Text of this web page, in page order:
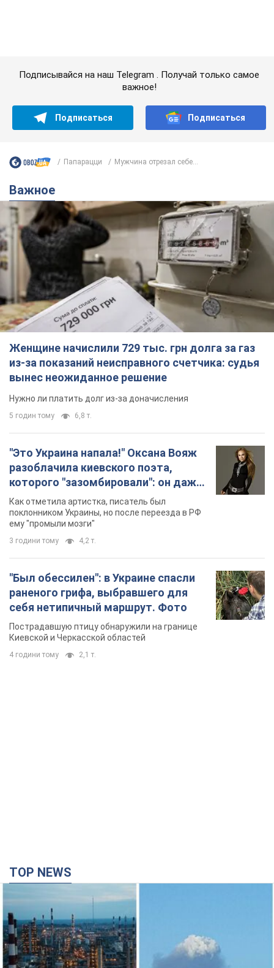
Женщине начислили 729 тыс. грн долга за газ
из-за показаний неисправного счетчика: судья
вынес неожиданное решение
Нужно ли платить долг из-за доначисления
5 годин тому
"Это Украина напала!" Оксана Вояж
разоблачила киевского поэта,
которого "зазомбировали": он даже
геноцида украинцев
Как отметила артистка, писатель был
поклонником Украины, но после переезда в РФ
ему "промыли мозги"
3 години тому 4,2 т.
"Был обессилен": в Украине спасли
раненого грифа, выбравшего для
себя нетипичный маршрут. Фото
Пострадавшую птицу обнаружили на границе
Киевской и Черкасской областей
Силы обороны поразили НПЗ в Ярославле и в
Башкортостане: Зеленский раскрыл детали
операции. Фото и видео
В промзоне фиксирует несколько очагов пожара
2 години тому 32,7 т.